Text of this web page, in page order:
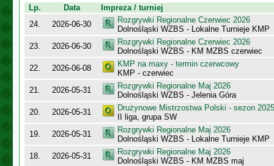
Lp.
Data
Impreza / turniej
24.
2026-06-30
Rozgrywki Regionalne Czerwiec 2026
Dolnośląski WZBS - Lokalne Turnieje KMP
23.
2026-06-30
Rozgrywki Regionalne Czerwiec 2026
Dolnośląski WZBS - KM MZBS czerwiec
22.
2026-06-08
KMP na maxy - termin czerwcowy
KMP - czerwiec
21.
2026-05-31
Rozgrywki Regionalne Maj 2026
Dolnośląski WZBS - Jelenia Góra
20.
2026-05-31
Drużynowe Mistrzostwa Polski - sezon
II liga, grupa SW
19.
2026-05-31
Rozgrywki Regionalne Maj 2026
Dolnośląski WZBS - Lokalne Turnieje KMP
18.
2026-05-31
Rozgrywki Regionalne Maj 2026
Dolnośląski WZBS - KM MZBS maj